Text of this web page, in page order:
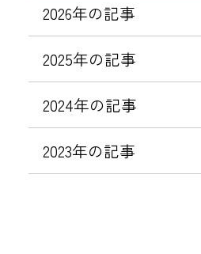
2026年の記事
2025年の記事
2024年の記事
2023年の記事